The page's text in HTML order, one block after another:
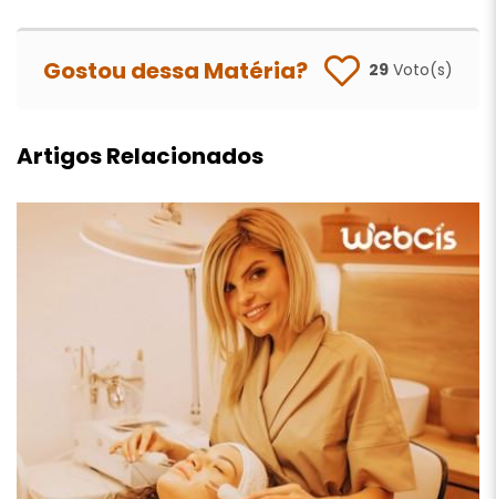
Gostou dessa Matéria? 29 Voto(s)
Artigos Relacionados